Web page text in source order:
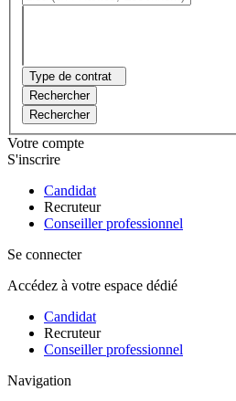
Type de contrat
Rechercher
Rechercher
Votre compte
S'inscrire
Candidat
Recruteur
Conseiller professionnel
Se connecter
Accédez à votre espace dédié
Candidat
Recruteur
Conseiller professionnel
Navigation